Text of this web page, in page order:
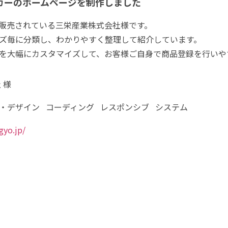
されている三栄産業株式会社様です。
に分類し、わかりやすく整理して紹介しています。
大幅にカスタマイズして、お客様ご自身で商品登録を行いや
様
デザイン
コーディング レスポンシブ システム